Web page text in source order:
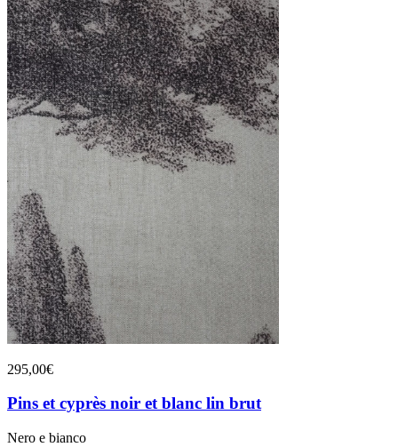
295,00€
Pins et cyprès noir et blanc lin brut
Nero e bianco